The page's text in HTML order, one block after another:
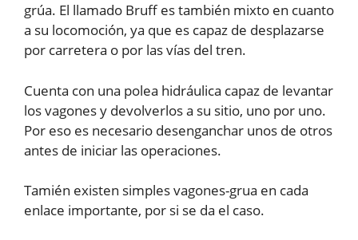
grúa. El llamado Bruff es también mixto en cuanto
a su locomoción, ya que es capaz de desplazarse
por carretera o por las vías del tren.
Cuenta con una polea hidráulica capaz de levantar
los vagones y devolverlos a su sitio, uno por uno.
Por eso es necesario desenganchar unos de otros
antes de iniciar las operaciones.
Tamién existen simples vagones-grua en cada
enlace importante, por si se da el caso.